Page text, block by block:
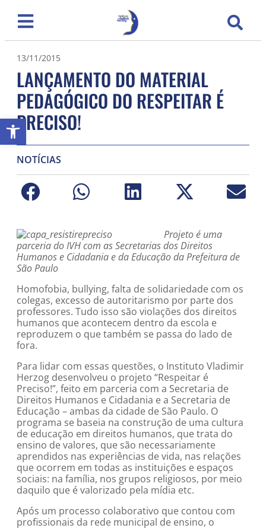
Abrir a barra de ferramentas
13/11/2015
LANÇAMENTO DO MATERIAL
PEDAGÓGICO DO RESPEITAR É
PRECISO!
NOTÍCIAS
Projeto é uma
parceria do IVH com as Secretarias dos Direitos
Humanos e Cidadania e da Educação da Prefeitura de
São Paulo
Homofobia, bullying, falta de solidariedade com os
colegas, excesso de autoritarismo por parte dos
professores. Tudo isso são violações dos direitos
humanos que acontecem dentro da escola e
reproduzem o que também se passa do lado de
fora.
Para lidar com essas questões, o Instituto Vladimir
Herzog desenvolveu o projeto “Respeitar é
Preciso!”, feito em parceria com a Secretaria de
Direitos Humanos e Cidadania e a Secretaria de
Educação – ambas da cidade de São Paulo. O
programa se baseia na construção de uma cultura
de educação em direitos humanos, que trata do
ensino de valores, que são necessariamente
aprendidos nas experiências de vida, nas relações
que ocorrem em todas as instituições e espaços
sociais: na família, nos grupos religiosos, por meio
daquilo que é valorizado pela mídia etc.
Após um processo colaborativo que contou com
profissionais da rede municipal de ensino, o